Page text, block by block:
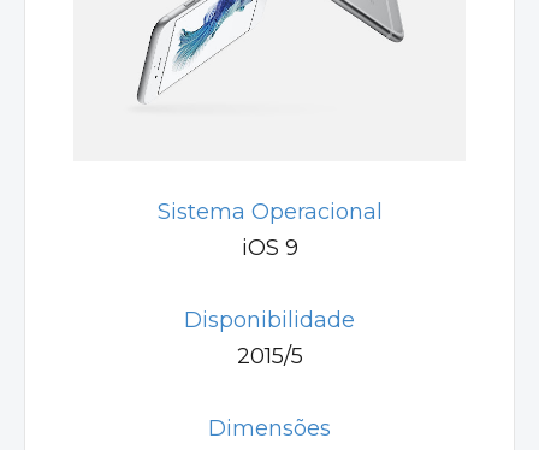
Sistema Operacional
iOS 9
Disponibilidade
2015/5
Dimensões